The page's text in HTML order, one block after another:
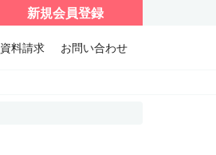
新規会員登録
資料請求 お問い合わせ